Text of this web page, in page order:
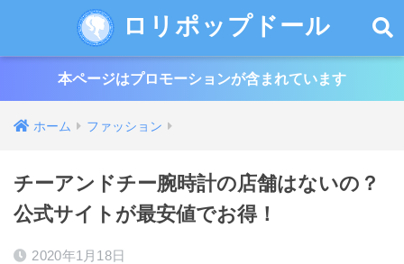
ロリポップドール
本ページはプロモーションが含まれています
ホーム ファッション
チーアンドチー腕時計の店舗はないの？
公式サイトが最安値でお得！
2020年1月18日